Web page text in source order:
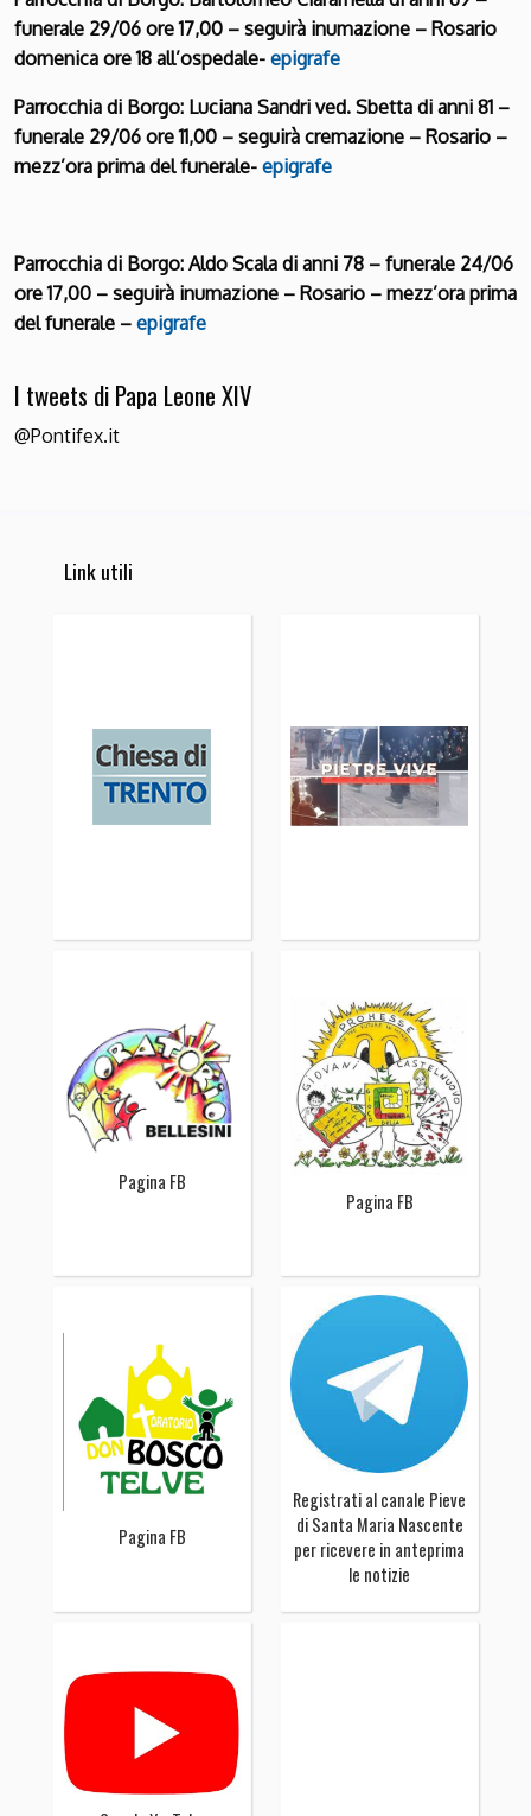
funerale 29/06 ore 17,00 – seguirà inumazione – Rosario
domenica ore 18 all’ospedale- epigrafe
Parrocchia di Borgo: Luciana Sandri ved. Sbetta di anni 81 –
funerale 29/06 ore 11,00 – seguirà cremazione – Rosario –
mezz’ora prima del funerale- epigrafe
Parrocchia di Borgo: Aldo Scala di anni 78 – funerale 24/06
ore 17,00 – seguirà inumazione – Rosario – mezz’ora prima
del funerale – epigrafe
I tweets di Papa Leone XIV
@Pontifex.it
Link utili
Pagina FB
Pagina FB
Pagina FB
Registrati al canale Pieve
di Santa Maria Nascente
per ricevere in anteprima
le notizie